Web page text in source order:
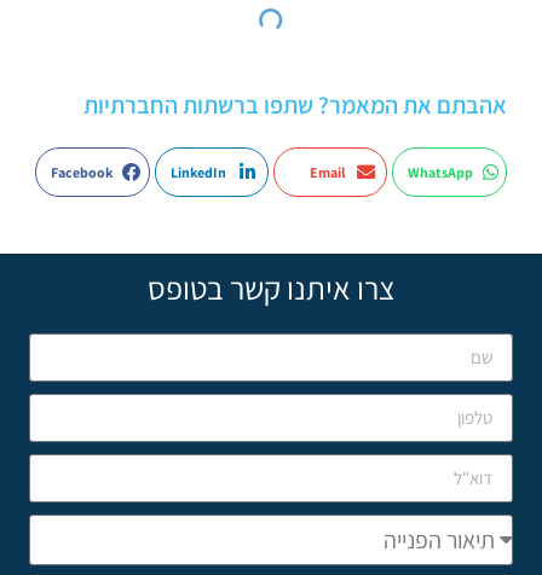
אהבתם את המאמר? שתפו ברשתות החברתיות
WhatsApp
Email
LinkedIn
Facebook
צרו איתנו קשר בטופס